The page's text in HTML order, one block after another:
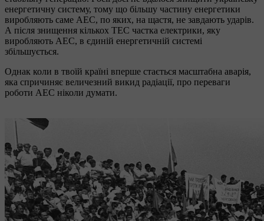
енергетичну систему, тому що більшу частину енергетики
виробляють саме АЕС, по яких, на щастя, не завдають ударів.
А після знищення кількох ТЕС частка електрики, яку
виробляють АЕС, в єдиній енергетичній системі
збільшується.
Однак коли в твоїй країні вперше стається масштабна аварія,
яка спричиняє величезний викид радіації, про переваги
роботи АЕС ніколи думати.